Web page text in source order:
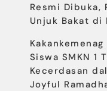
Resmi Dibuka,
Unjuk Bakat di
Siswa SMKN 1
Kecerdasan
Joyful